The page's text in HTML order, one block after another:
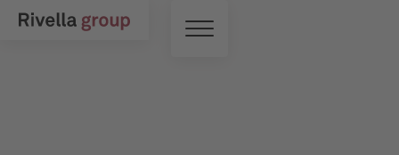
Skip to main content
Commutateur de menu